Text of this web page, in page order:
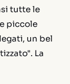
tutte le
piccole
un bel
La